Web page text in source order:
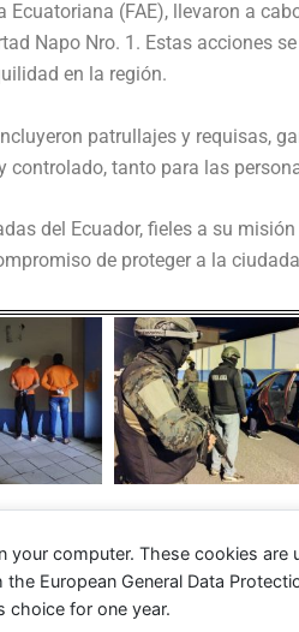
Ecuatoriana (FAE), llevaron a
Napo Nro. 1. Estas acciones
en la región.
patrullajes y requisas,
controlado, tanto para las
del Ecuador, fieles a su
de proteger a la
computer. These cookies
European General Data
choice for one year.